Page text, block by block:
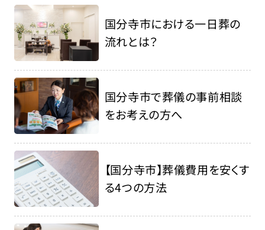
国分寺市における一日葬の
流れとは？
国分寺市で葬儀の事前相談
をお考えの方へ
【国分寺市】葬儀費用を安くす
る4つの方法